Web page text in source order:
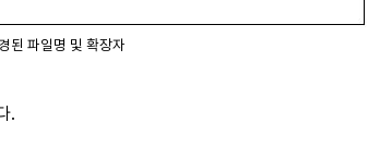
된 파일명 및 확장자
.